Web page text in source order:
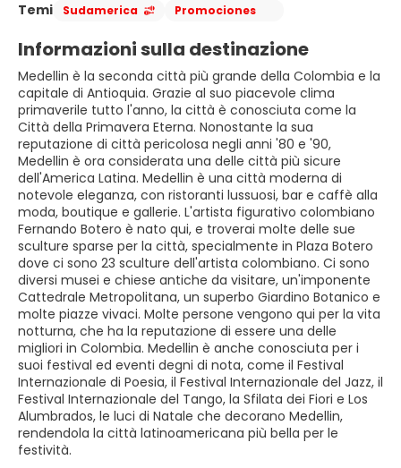
Temi
Sudamerica Promociones
Informazioni sulla destinazione
Medellin è la seconda città più grande della Colombia e la
capitale di Antioquia. Grazie al suo piacevole clima
primaverile tutto l'anno, la città è conosciuta come la
Città della Primavera Eterna. Nonostante la sua
reputazione di città pericolosa negli anni '80 e '90,
Medellin è ora considerata una delle città più sicure
dell'America Latina. Medellin è una città moderna di
notevole eleganza, con ristoranti lussuosi, bar e caffè alla
moda, boutique e gallerie. L'artista figurativo colombiano
Fernando Botero è nato qui, e troverai molte delle sue
sculture sparse per la città, specialmente in Plaza Botero
dove ci sono 23 sculture dell'artista colombiano. Ci sono
diversi musei e chiese antiche da visitare, un'imponente
Cattedrale Metropolitana, un superbo Giardino Botanico e
molte piazze vivaci. Molte persone vengono qui per la vita
notturna, che ha la reputazione di essere una delle
migliori in Colombia. Medellin è anche conosciuta per i
suoi festival ed eventi degni di nota, come il Festival
Internazionale di Poesia, il Festival Internazionale del Jazz, il
Festival Internazionale del Tango, la Sfilata dei Fiori e Los
Alumbrados, le luci di Natale che decorano Medellin,
rendendola la città latinoamericana più bella per le
festività.